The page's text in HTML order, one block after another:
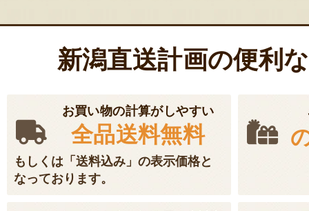
新潟直送計画の便利
お買い物の計算がしやすい
全品送料無料
もしくは「送料込み」の表示価格と
なっております。